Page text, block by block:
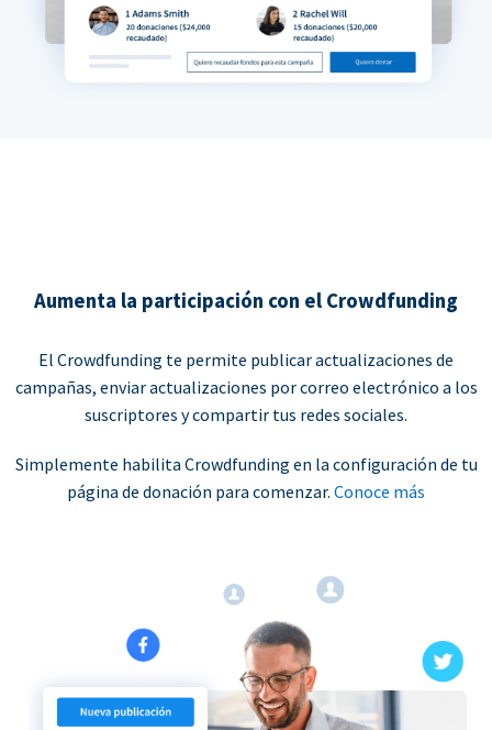
Aumenta la participación con el Crowdfunding
El Crowdfunding te permite publicar actualizaciones de
campañas, enviar actualizaciones por correo electrónico a los
suscriptores y compartir tus redes sociales.
Simplemente habilita Crowdfunding en la configuración de tu
página de donación para comenzar. Conoce más